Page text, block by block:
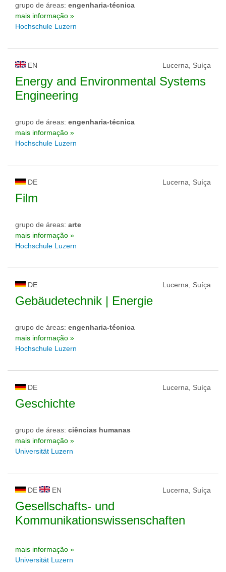
grupo de áreas: engenharia-técnica
mais informação »
Hochschule Luzern
EN Lucerna, Suíça
Energy and Environmental Systems
Engineering
grupo de áreas: engenharia-técnica
mais informação »
Hochschule Luzern
DE Lucerna, Suíça
Film
grupo de áreas: arte
mais informação »
Hochschule Luzern
DE Lucerna, Suíça
Gebäudetechnik | Energie
grupo de áreas: engenharia-técnica
mais informação »
Hochschule Luzern
DE Lucerna, Suíça
Geschichte
grupo de áreas: ciências humanas
mais informação »
Universität Luzern
DE EN Lucerna, Suíça
Gesellschafts- und
Kommunikationswissenschaften
mais informação »
Universität Luzern